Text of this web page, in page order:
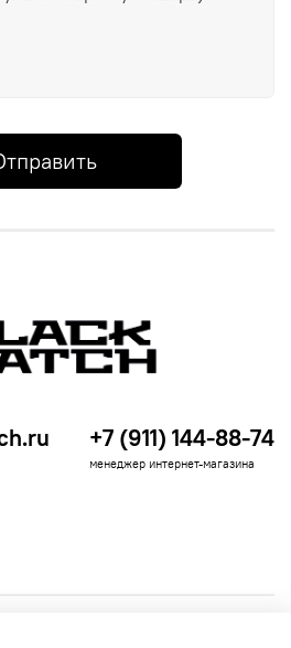
+7 (911) 144-88-74
менеджер интернет-магазина